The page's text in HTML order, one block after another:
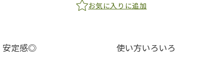
お気に入りに追加
安定感◎ 使い方いろいろ